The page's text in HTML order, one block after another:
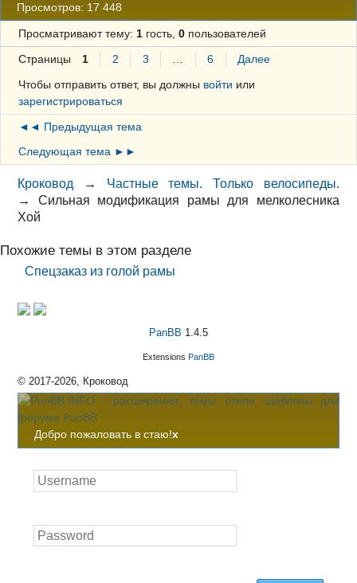
Просмотров: 17 448
Просматривают тему: 1гость, 0пользователей
Страницы 1 2 3 … 6
Далее
Чтобы отправить ответ, вы должны войти или
зарегистрироваться
◄◄ Предыдущая тема
Следующая тема ►►
Кроковод → Частные темы. Только велосипеды.
→ Сильная модификация рамы для мелколесника
Хой
Похожие темы в этом разделе
Спецзаказ из голой рамы
PanBB 1.4.5
Extensions PanBB
© 2017-2026, Кроковод
Добро пожаловать в стаю!x